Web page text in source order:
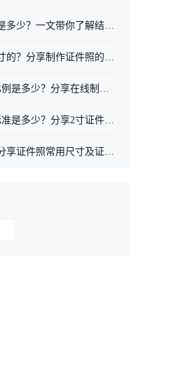
结婚证件照尺寸是多少？一文带你了解结婚证件照的制作
证件照一般是几寸的？分享制作证件照的具体方法
2寸证件照尺寸比例是多少？分享在线制作证件照方法
2寸证件照尺寸标准是多少？分享2寸证件照制作工具
证件照是几寸？分享证件照常用尺寸及证件照制作工具